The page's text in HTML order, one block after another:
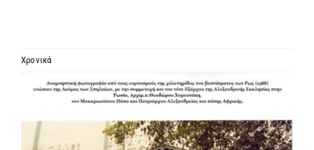
MEDIA
ΕΝΗΜΕΡΩΣΗ
Χρονικά
Προβολή
μεγαλύτερης
εικόνας